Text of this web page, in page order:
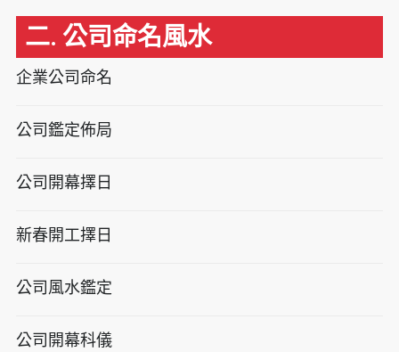
二. 公司命名風水
企業公司命名
公司鑑定佈局
公司開幕擇日
新春開工擇日
公司風水鑑定
公司開幕科儀